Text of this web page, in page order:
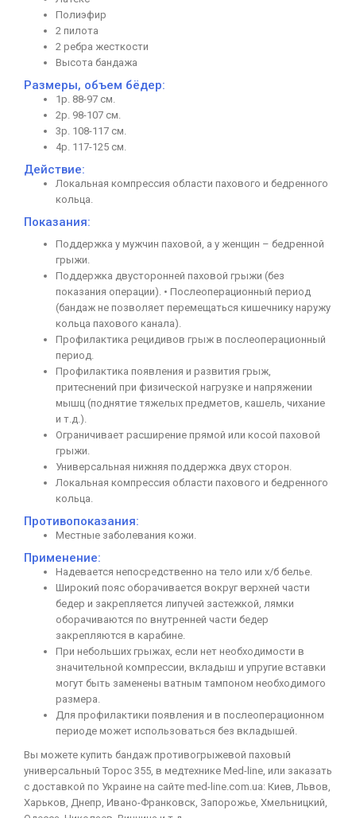
Полиэфир
2 пилота
2 ребра жесткости
Высота бандажа
Размеры, объем бёдер:
1р. 88-97 см.
2р. 98-107 см.
3р. 108-117 см.
4р. 117-125 см.
Действие:
Локальная компрессия области пахового и бедренного
кольца.
Показания:
Поддержка у мужчин паховой, а у женщин – бедренной
грыжи.
Поддержка двусторонней паховой грыжи (без
показания операции). • Послеоперационный период
(бандаж не позволяет перемещаться кишечнику наружу
кольца пахового канала).
Профилактика рецидивов грыж в послеоперационный
период.
Профилактика появления и развития грыж,
притеснений при физической нагрузке и напряжении
мышц (поднятие тяжелых предметов, кашель, чихание
и т.д.).
Ограничивает расширение прямой или косой паховой
грыжи.
Универсальная нижняя поддержка двух сторон.
Локальная компрессия области пахового и бедренного
кольца.
Противопоказания:
Местные заболевания кожи.
Применение:
Надевается непосредственно на тело или х/б белье.
Широкий пояс оборачивается вокруг верхней части
бедер и закрепляется липучей застежкой, лямки
оборачиваются по внутренней части бедер
закрепляются в карабине.
При небольших грыжах, если нет необходимости в
значительной компрессии, вкладыш и упругие вставки
могут быть заменены ватным тампоном необходимого
размера.
Для профилактики появления и в послеоперационном
периоде может использоваться без вкладышей.
Вы можете купить бандаж противогрыжевой паховый
универсальный Торос 355, в медтехнике Med-line, или заказать
с доставкой по Украине на сайте med-line.com.ua: Киев, Львов,
Харьков, Днепр, Ивано-Франковск, Запорожье, Хмельницкий,